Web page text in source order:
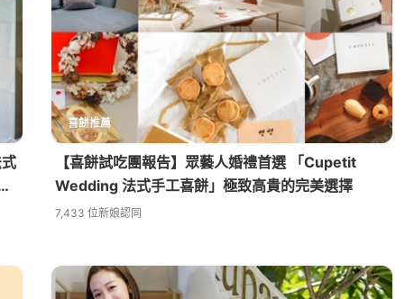
喜餅推薦
【喜餅試吃團報告】眾藝人婚禮首選 「Cupetit
Wedding 法式手工喜餅」極致高貴的完美選擇
7,433 位新娘認同